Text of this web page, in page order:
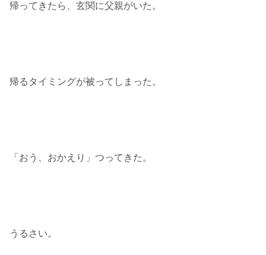
帰ってきたら、玄関に父親がいた。
帰るタイミングが被ってしまった。
「おう、おかえり」つってきた。
うるさい。